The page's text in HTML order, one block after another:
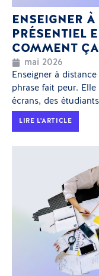
ENSEIGNER
PRÉSENTIEL
COMMENT
mai 2026
Enseigner à
phrase fait peur.
écrans, des
LIRE L'ARTICLE